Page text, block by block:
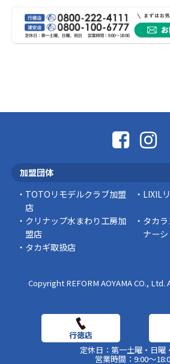
受けられた皆様に、心よ
す。 今回の地震 …
加盟団体
TOTOリモデルクラブ加盟
店
LIXIL
クリナップ水まわり工房加
盟店
タカ
ナー
タカギ取扱店
Copyright REFORM AOYAMA CO.,
定休日：第一土曜・日曜
営業時間：9:00～